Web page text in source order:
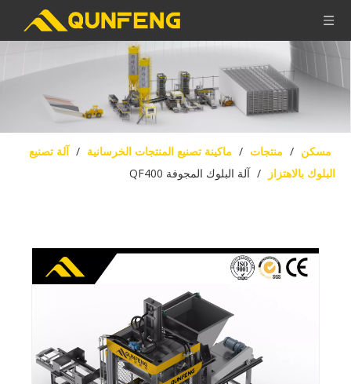
مسكن / منتجات / ماكينة تصنيع المنتجات الخرسانية / آلة تصنيع
البلوك بالاهتزاز
/ آلة البلوك المجوفة QF400